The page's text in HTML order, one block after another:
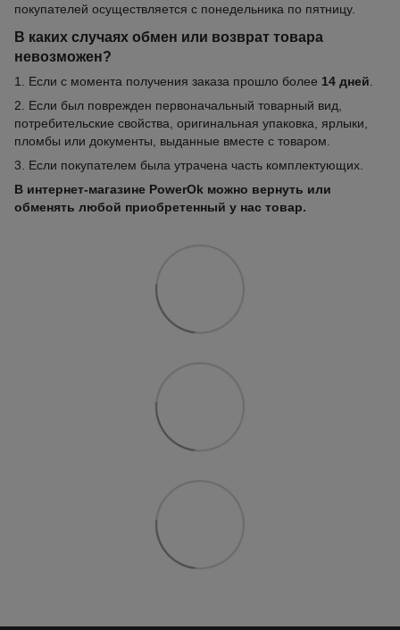
покупателей осуществляется с понедельника по пятницу.
В каких случаях обмен или возврат товара
невозможен?
1. Если с момента получения заказа прошло более 14 дней
2. Если был поврежден первоначальный товарный вид,
потребительские свойства, оригинальная упаковка, ярлыки,
пломбы или документы, выданные вместе с товаром.
3. Если покупателем была утрачена часть комплектующих.
В интернет-магазине PowerOk можно вернуть или
обменять любой приобретенный у нас товар.